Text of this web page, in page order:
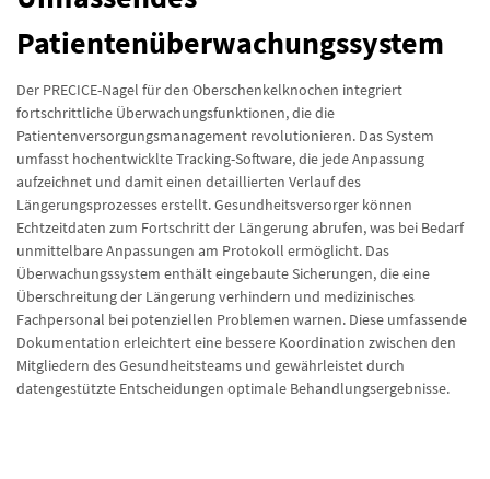
Patientenüberwachungssystem
Der PRECICE-Nagel für den Oberschenkelknochen integriert
fortschrittliche Überwachungsfunktionen, die die
Patientenversorgungsmanagement revolutionieren. Das System
umfasst hochentwicklte Tracking-Software, die jede Anpassung
aufzeichnet und damit einen detaillierten Verlauf des
Längerungsprozesses erstellt. Gesundheitsversorger können
Echtzeitdaten zum Fortschritt der Längerung abrufen, was bei Bedarf
unmittelbare Anpassungen am Protokoll ermöglicht. Das
Überwachungssystem enthält eingebaute Sicherungen, die eine
Überschreitung der Längerung verhindern und medizinisches
Fachpersonal bei potenziellen Problemen warnen. Diese umfassende
Dokumentation erleichtert eine bessere Koordination zwischen den
Mitgliedern des Gesundheitsteams und gewährleistet durch
datengestützte Entscheidungen optimale Behandlungsergebnisse.